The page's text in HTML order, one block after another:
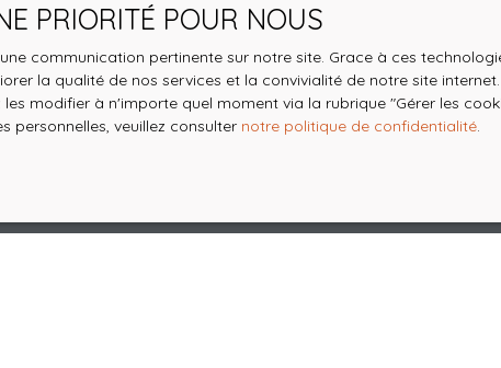
PRIORITÉ POUR NOUS
communication pertinente sur notre site. Grace à ces
la qualité de nos services et la convivialité de notre site
modifier à n'importe quel moment via la rubrique ″Gérer les
personnelles, veuillez consulter notre politique de confidentialité.